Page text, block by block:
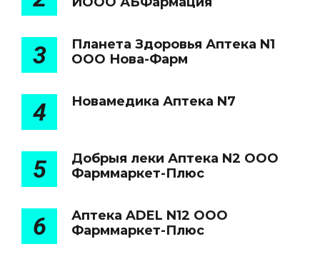
3
Планета Здоровья Аптека N1
ООО Нова-Фарм
4 Новамедика Аптека N7
5
Добрыя леки Аптека N2 ООО
Фарммаркет-Плюс
6
Аптека ADEL N12 ООО
Фарммаркет-Плюс